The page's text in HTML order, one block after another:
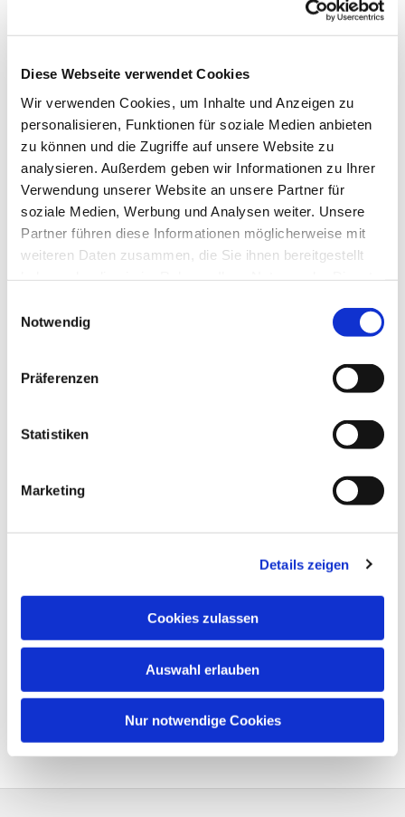
Diese Webseite verwendet Cookies
Wir verwenden Cookies, um Inhalte und Anzeigen zu
personalisieren, Funktionen für soziale Medien anbieten
zu können und die Zugriffe auf unsere Website zu
analysieren. Außerdem geben wir Informationen zu Ihrer
Verwendung unserer Website an unsere Partner für
soziale Medien, Werbung und Analysen weiter. Unsere
Partner führen diese Informationen möglicherweise mit
weiteren Daten zusammen, die Sie ihnen bereitgestellt
Notwendig
Präferenzen
Statistiken
Marketing
Details zeigen
Cookies zulassen
Auswahl erlauben
Nur notwendige Cookies
Dies könnte Sie auch
interessieren